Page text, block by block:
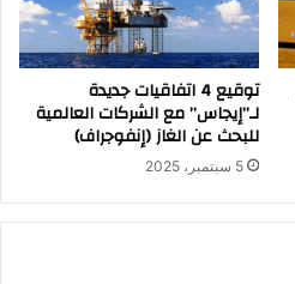
توقيع 4 اتفاقيات جديدة
لـ”إيجاس” مع الشركات العالمية
للبحث عن الغاز (إنفوجراف)
5 سبتمبر، 2025